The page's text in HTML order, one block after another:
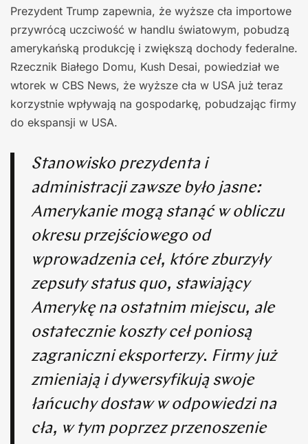
Prezydent Trump zapewnia, że wyższe cła importowe
przywrócą uczciwość w handlu światowym, pobudzą
amerykańską produkcję i zwiększą dochody federalne.
Rzecznik Białego Domu, Kush Desai, powiedział we
wtorek w CBS News, że wyższe cła w USA już teraz
korzystnie wpływają na gospodarkę, pobudzając firmy
do ekspansji w USA.
Stanowisko prezydenta i
administracji zawsze było jasne:
Amerykanie mogą stanąć w obliczu
okresu przejściowego od
wprowadzenia ceł, które zburzyły
zepsuty status quo, stawiający
Amerykę na ostatnim miejscu, ale
ostatecznie koszty ceł poniosą
zagraniczni eksporterzy. Firmy już
zmieniają i dywersyfikują swoje
łańcuchy dostaw w odpowiedzi na
cła, w tym poprzez przenoszenie